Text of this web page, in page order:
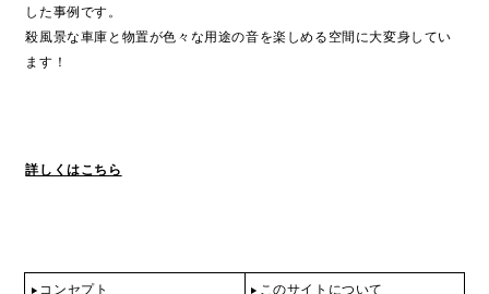
した事例です。
殺風景な車庫と物置が色々な用途の音を楽しめる空間に大変身してい
ます！
詳しくはこちら
コンセプト このサイトについて